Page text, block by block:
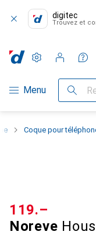
digitec
Trouvez et
Navigation par
Menu
Paramètres
Compte client
Listes de
Listes d'envies
Panier
Coque pour
Noreve
CHF
119.–